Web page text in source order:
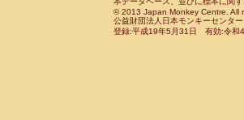
Cercopithecidae
Cercopithecidae
Cebidae
Cebidae
© 2013 Japan Monkey Centre. All
公益財団法人日本モンキーセン
登録:平成19年5月31日 有効:令和